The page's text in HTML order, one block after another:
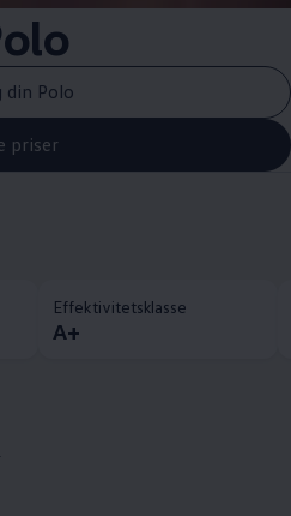
din Polo
priser
Effektivitetsklasse
A+